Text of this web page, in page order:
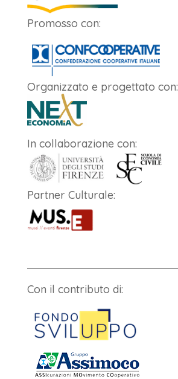
Promosso con:
Organizzato e progettato con:
In collaborazione con:
Partner Culturale:
Con il contributo di: